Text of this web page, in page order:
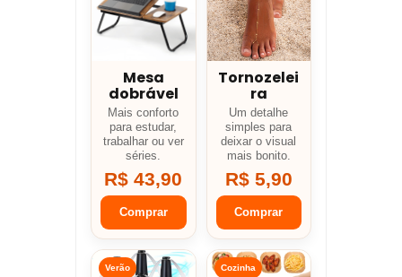
Mesa
dobrável
Mais conforto
para estudar,
trabalhar ou ver
séries.
R$ 43,90
Comprar
Tornozelei
ra
Um detalhe
simples para
deixar o visual
mais bonito.
R$ 5,90
Comprar
Verão Cozinha